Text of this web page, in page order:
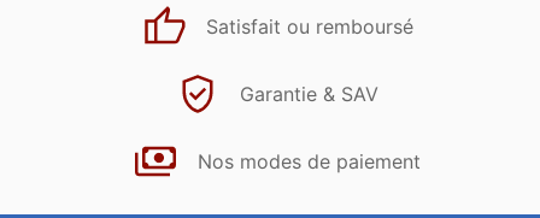
Satisfait ou remboursé
Garantie & SAV
Nos modes de paiement